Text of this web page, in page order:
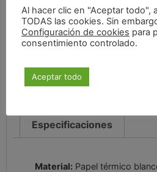
Especificaciones
Material: Papel térmico
Al hacer clic en "Aceptar todo",
TODAS las cookies. Sin
Configuración de cookies para
consentimiento controlado.
Aceptar todo